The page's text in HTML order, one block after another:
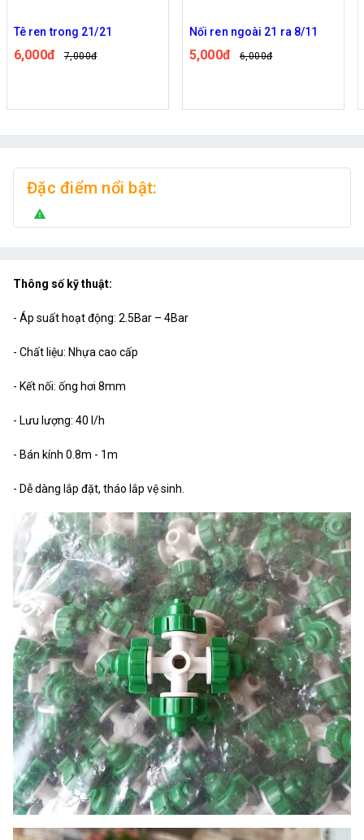
Tê ren trong 21/21
6,000đ 7,000đ
Nối ren ngoài 21 ra 8/11
5,000đ 6,000đ
Đặc điểm nổi bật:
warning
Thông số kỹ thuật:
- Áp suất hoạt động: 2.5Bar – 4Bar
- Chất liệu: Nhựa cao cấp
- Kết nối: ống hơi 8mm
- Lưu lượng: 40 l/h
- Bán kính 0.8m - 1m
- Dễ dàng lắp đặt, tháo lắp vệ sinh.